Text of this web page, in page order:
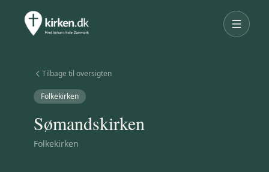
Tilbage til oversigten
Folkekirken
Sømandskirken
Folkekirken